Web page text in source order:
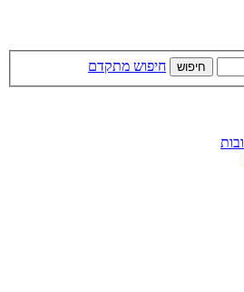
חיפוש חיפוש מתקדם